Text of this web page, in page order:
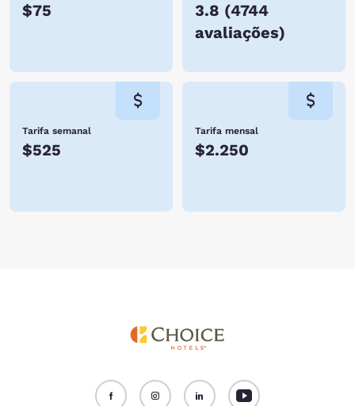
$75 3.8 (4744
avaliações)
Tarifa semanal
$525
Tarifa mensal
$2.250